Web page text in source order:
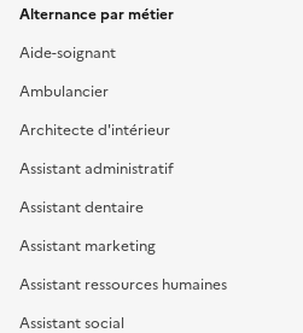
Alternance par métier
Aide-soignant
Ambulancier
Architecte d'intérieur
Assistant administratif
Assistant dentaire
Assistant marketing
Assistant ressources humaines
Assistant social